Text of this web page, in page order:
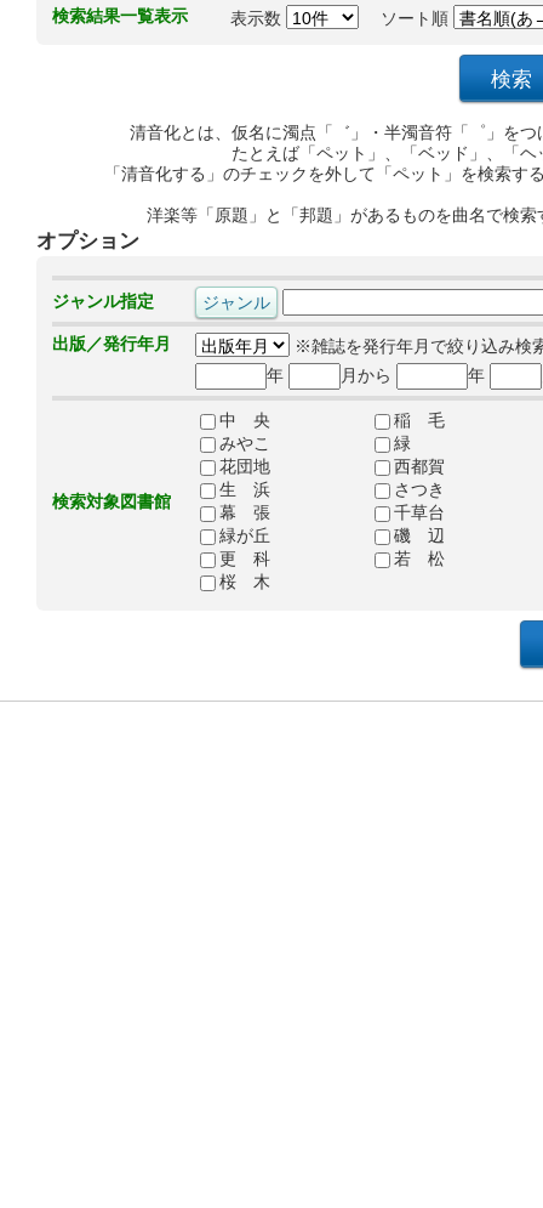
検索結果一覧表示 表示数 ソート順
清音化とは、仮名に濁点「゛」・半濁音符「゜」を
たとえば「ペット」、「ベッド」、「
「清音化する」のチェックを外して「ペット」を検索
洋楽等「原題」と「邦題」があるものを曲名で検
オプション
ジャンル指定
出版／発行年月
※雑誌を発行年月で絞り込み検
年
月から 年
検索対象図書館
中 央
稲 毛
みやこ
緑
花団地
西都賀
生 浜
さつき
幕 張
千草台
緑が丘
磯 辺
更 科
若 松
桜 木